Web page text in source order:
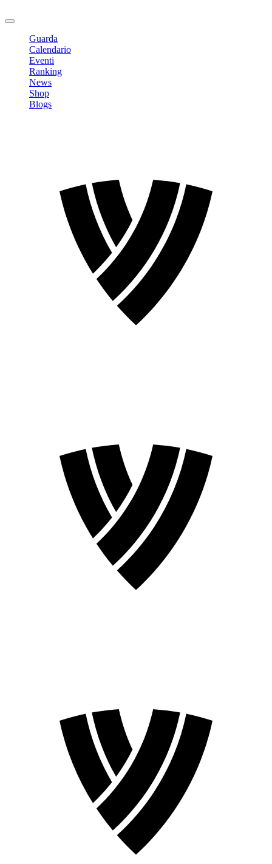
Guarda
Calendario
Eventi
Ranking
News
Shop
Blogs